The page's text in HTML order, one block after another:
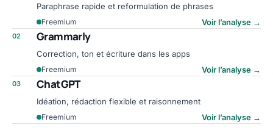
Paraphrase rapide et reformulation de phrases
Freemium Voir l’analyse →
02 Grammarly
Correction, ton et écriture dans les apps
Freemium Voir l’analyse →
03 ChatGPT
Idéation, rédaction flexible et raisonnement
Freemium Voir l’analyse →